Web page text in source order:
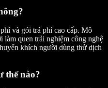
và gói trả phí cao cấp. Mô
làm quen trải nghiệm công nghệ
khích người dùng thử dịch
thế nào?